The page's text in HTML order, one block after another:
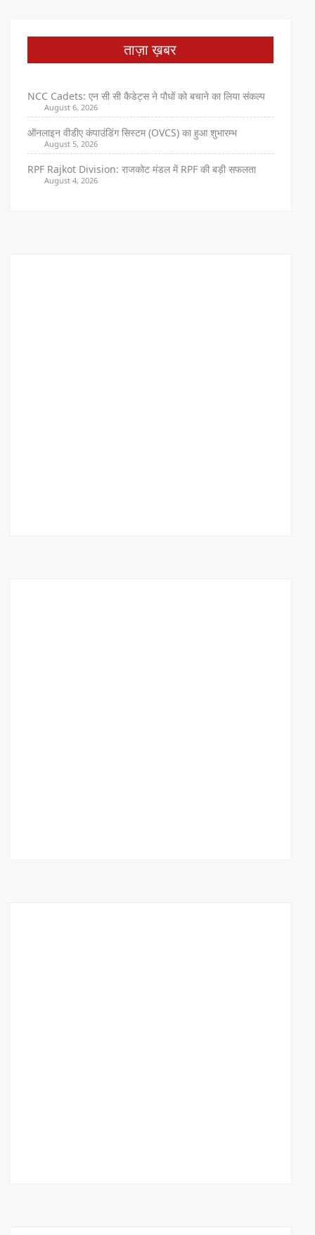
ताज़ा ख़बर
NCC Cadets: एन सी सी कैडेट्स ने पौधों को बचाने का लिया संकल्प
August 6, 2026
ऑनलाइन वीडीए कंपाउंडिंग सिस्टम (OVCS) का हुआ शुभारम्भ
August 5, 2026
RPF Rajkot Division: राजकोट मंडल में RPF की बड़ी सफलता
August 4, 2026